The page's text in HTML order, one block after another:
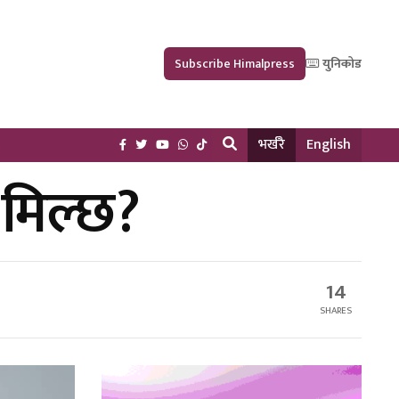
Subscribe Himalpress युनिकोड
भर्खरै English
14
SHARES